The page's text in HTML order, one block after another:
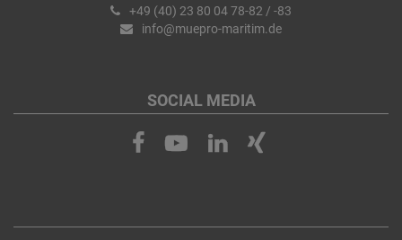
+49 (40) 23 80 04 78-82 / -83
info@muepro-maritim.de
SOCIAL MEDIA